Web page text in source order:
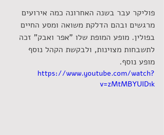
פוליקר עבר בשנה האחרונה כמה אירועים
מרגשים ובהם הדלקת משואה ומסע החיים
בפולין. מופע המופת שלו "אפר ואבק" זכה
לתשבחות מצוינות, ולבקשת הקהל נוסף
מופע נוסף.
https://www.youtube.com/watch?
v=zMtMBYUID1k